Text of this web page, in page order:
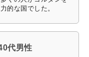
的な国でした。
代男性